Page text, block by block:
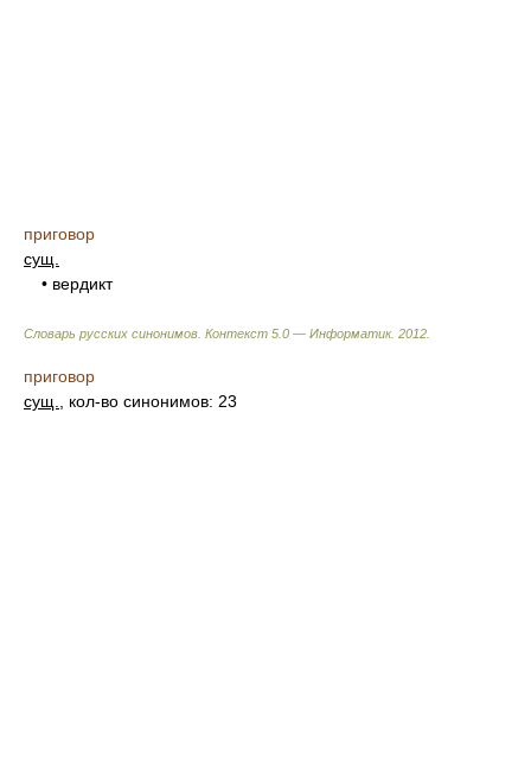
приговор
сущ.
• вердикт
Словарь русских синонимов. Контекст 5.0 — Информатик. 2012
приговор
сущ.
, кол-во синонимов: 23